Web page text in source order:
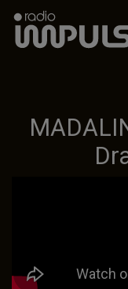
Radio Impuls